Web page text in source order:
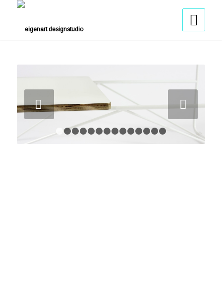
Weiter
1 2 3 4 5 6 7 8 11 12